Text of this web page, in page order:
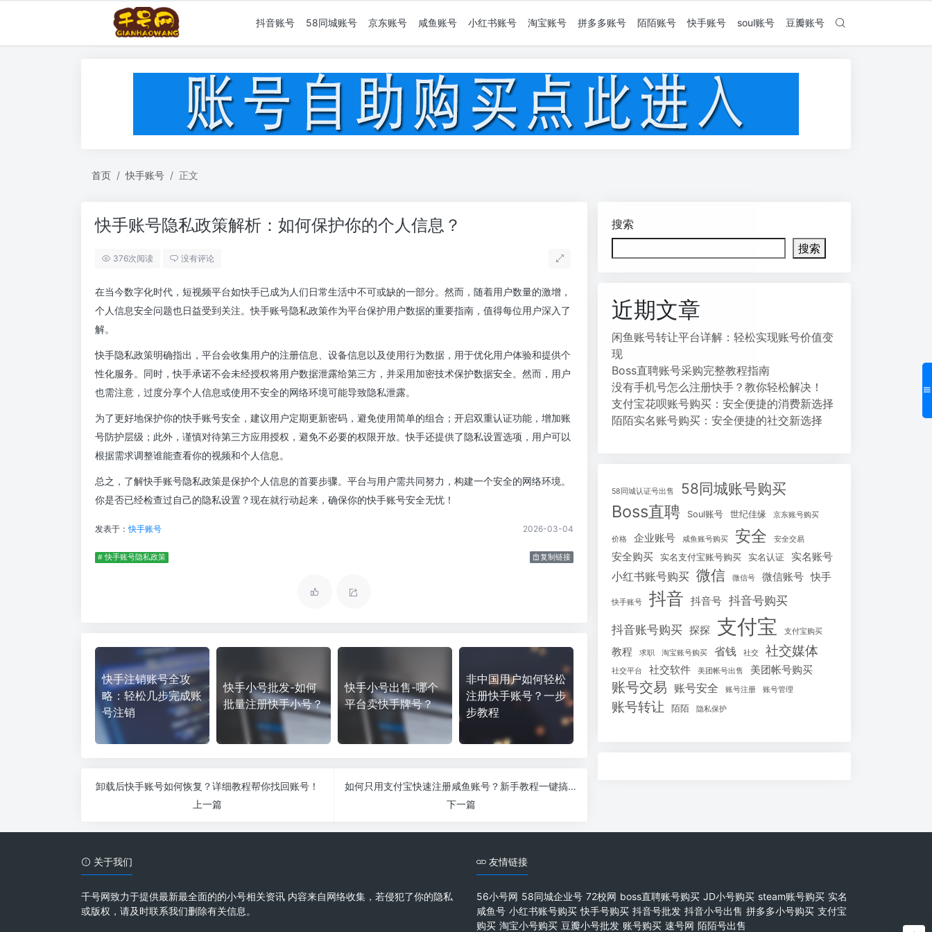
抖音账号 58同城账号 京东账号 咸鱼账号 小红书账号 淘宝账号 拼多多账号 陌陌账号 快手账号 soul账号 豆瓣账号
首页 快手账号 正文
快手账号隐私政策解析：如何保护你的个人信息？
376次阅读 没有评论
在当今数字化时代，短视频平台如快手已成为人们日常生活中不可或缺的一部分。然而，随着用户数量的激增，
个人信息安全问题也日益受到关注。快手账号隐私政策作为平台保护用户数据的重要指南，值得每位用户深入了
解。
快手隐私政策明确指出，平台会收集用户的注册信息、设备信息以及使用行为数据，用于优化用户体验和提供个
性化服务。同时，快手承诺不会未经授权将用户数据泄露给第三方，并采用加密技术保护数据安全。然而，用户
也需注意，过度分享个人信息或使用不安全的网络环境可能导致隐私泄露。
为了更好地保护你的快手账号安全，建议用户定期更新密码，避免使用简单的组合；开启双重认证功能，增加账
号防护层级；此外，谨慎对待第三方应用授权，避免不必要的权限开放。快手还提供了隐私设置选项，用户可以
根据需求调整谁能查看你的视频和个人信息。
总之，了解快手账号隐私政策是保护个人信息的首要步骤。平台与用户需共同努力，构建一个安全的网络环境。
你是否已经检查过自己的隐私设置？现在就行动起来，确保你的快手账号安全无忧！
发表于：快手账号 2026-03-04
# 快手账号隐私政策 复制链接
快手注销账号全攻
略：轻松几步完成账
号注销
快手小号批发-如何
批量注册快手小号？
快手小号出售-哪个
平台卖快手牌号？
非中国用户如何轻松
注册快手账号？一步
步教程
卸载后快手账号如何恢复？详细教程帮你找回账号！
上一篇
如何只用支付宝快速注册咸鱼账号？新手教程一键搞定！
下一篇
搜索
搜索
近期文章
闲鱼账号转让平台详解：轻松实现账号价值变
现
Boss直聘账号采购完整教程指南
没有手机号怎么注册快手？教你轻松解决！
支付宝花呗账号购买：安全便捷的消费新选择
陌陌实名账号购买：安全便捷的社交新选择
58同城认证号出售 58同城账号购买
Boss直聘 Soul账号 世纪佳缘 京东账号购买
价格 企业账号 咸鱼账号购买 安全 安全交易
安全购买 实名支付宝账号购买 实名认证 实名账号
小红书账号购买 微信 微信号 微信账号 快手
快手账号 抖音 抖音号 抖音号购买
抖音账号购买 探探 支付宝 支付宝购买
教程 求职 淘宝账号购买 省钱 社交 社交媒体
社交平台 社交软件 美团帐号出售 美团帐号购买
账号交易 账号安全 账号注册 账号管理
账号转让 陌陌 隐私保护
关于我们
千号网致力于提供最新最全面的的小号相关资讯 内容来自网络收集，若侵犯了你的隐私
或版权，请及时联系我们删除有关信息。
友情链接
56小号网 58同城企业号 72校网 boss直聘账号购买 JD小号购买 steam账号购买 实名
咸鱼号 小红书账号购买 快手号购买 抖音号批发 抖音小号出售 拼多多小号购买 支付宝
购买 淘宝小号购买 豆瓣小号批发 账号购买 速号网 陌陌号出售